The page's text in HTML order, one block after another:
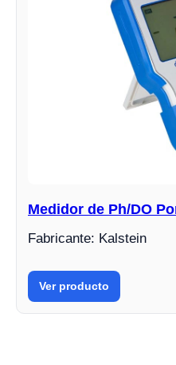
Medidor de Ph/DO
Fabricante: Kalstein
Ver producto